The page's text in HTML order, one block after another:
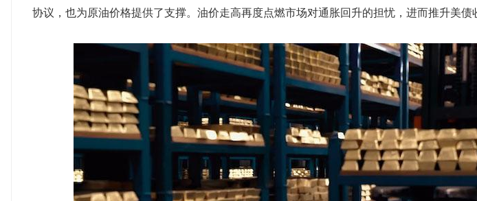
协议，也为原油价格提供了支撑。油价走高再度点燃市场对通胀回升的担忧，进而推升美债